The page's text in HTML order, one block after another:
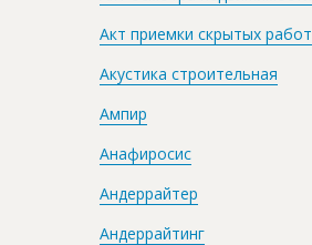
Акт приемки скрытых работ
Акустика строительная
Ампир
Анафиросис
Андеррайтер
Андеррайтинг